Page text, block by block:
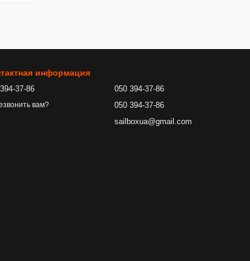
информация
37-86
вам?
050 394-37-86
050 394-37-86
sailboxua@gmail.com